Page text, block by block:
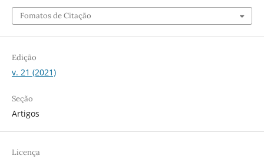
Fomatos de Citação
Edição
v. 21 (2021)
Seção
Artigos
Licença